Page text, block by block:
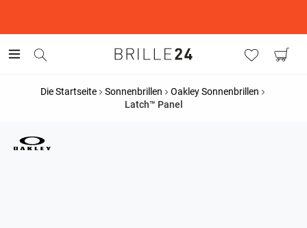
Die Startseite Sonnenbrillen
Oakley Sonnenbrillen
Latch™ Panel